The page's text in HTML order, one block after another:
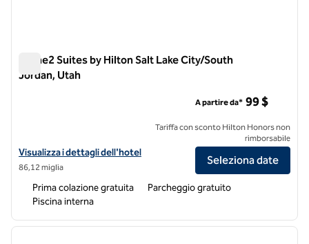
Home2 Suites by Hilton Salt Lake City/South
Jordan, Utah
Visualizza i dettagli dell'hotel Home2 Suites by Hilton Salt Lake City/
Visualizza i dettagli dell'hotel
86,12 miglia
A partire da* 99 $
Tariffa con sconto Hilton Honors non
rimborsabile
Seleziona date
Prima colazione gratuita
Parcheggio gratuito
Piscina interna
1 di 12